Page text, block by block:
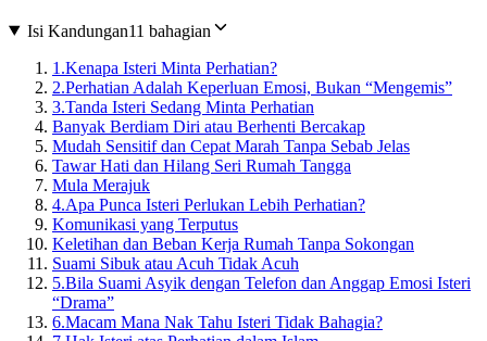
Isi Kandungan11 bahagian
1.Kenapa Isteri Minta Perhatian?
2.Perhatian Adalah Keperluan Emosi, Bukan “Mengemis”
3.Tanda Isteri Sedang Minta Perhatian
Banyak Berdiam Diri atau Berhenti Bercakap
Mudah Sensitif dan Cepat Marah Tanpa Sebab Jelas
Tawar Hati dan Hilang Seri Rumah Tangga
Mula Merajuk
4.Apa Punca Isteri Perlukan Lebih Perhatian?
Komunikasi yang Terputus
Keletihan dan Beban Kerja Rumah Tanpa Sokongan
Suami Sibuk atau Acuh Tidak Acuh
5.Bila Suami Asyik dengan Telefon dan Anggap Emosi Isteri
“Drama”
6.Macam Mana Nak Tahu Isteri Tidak Bahagia?